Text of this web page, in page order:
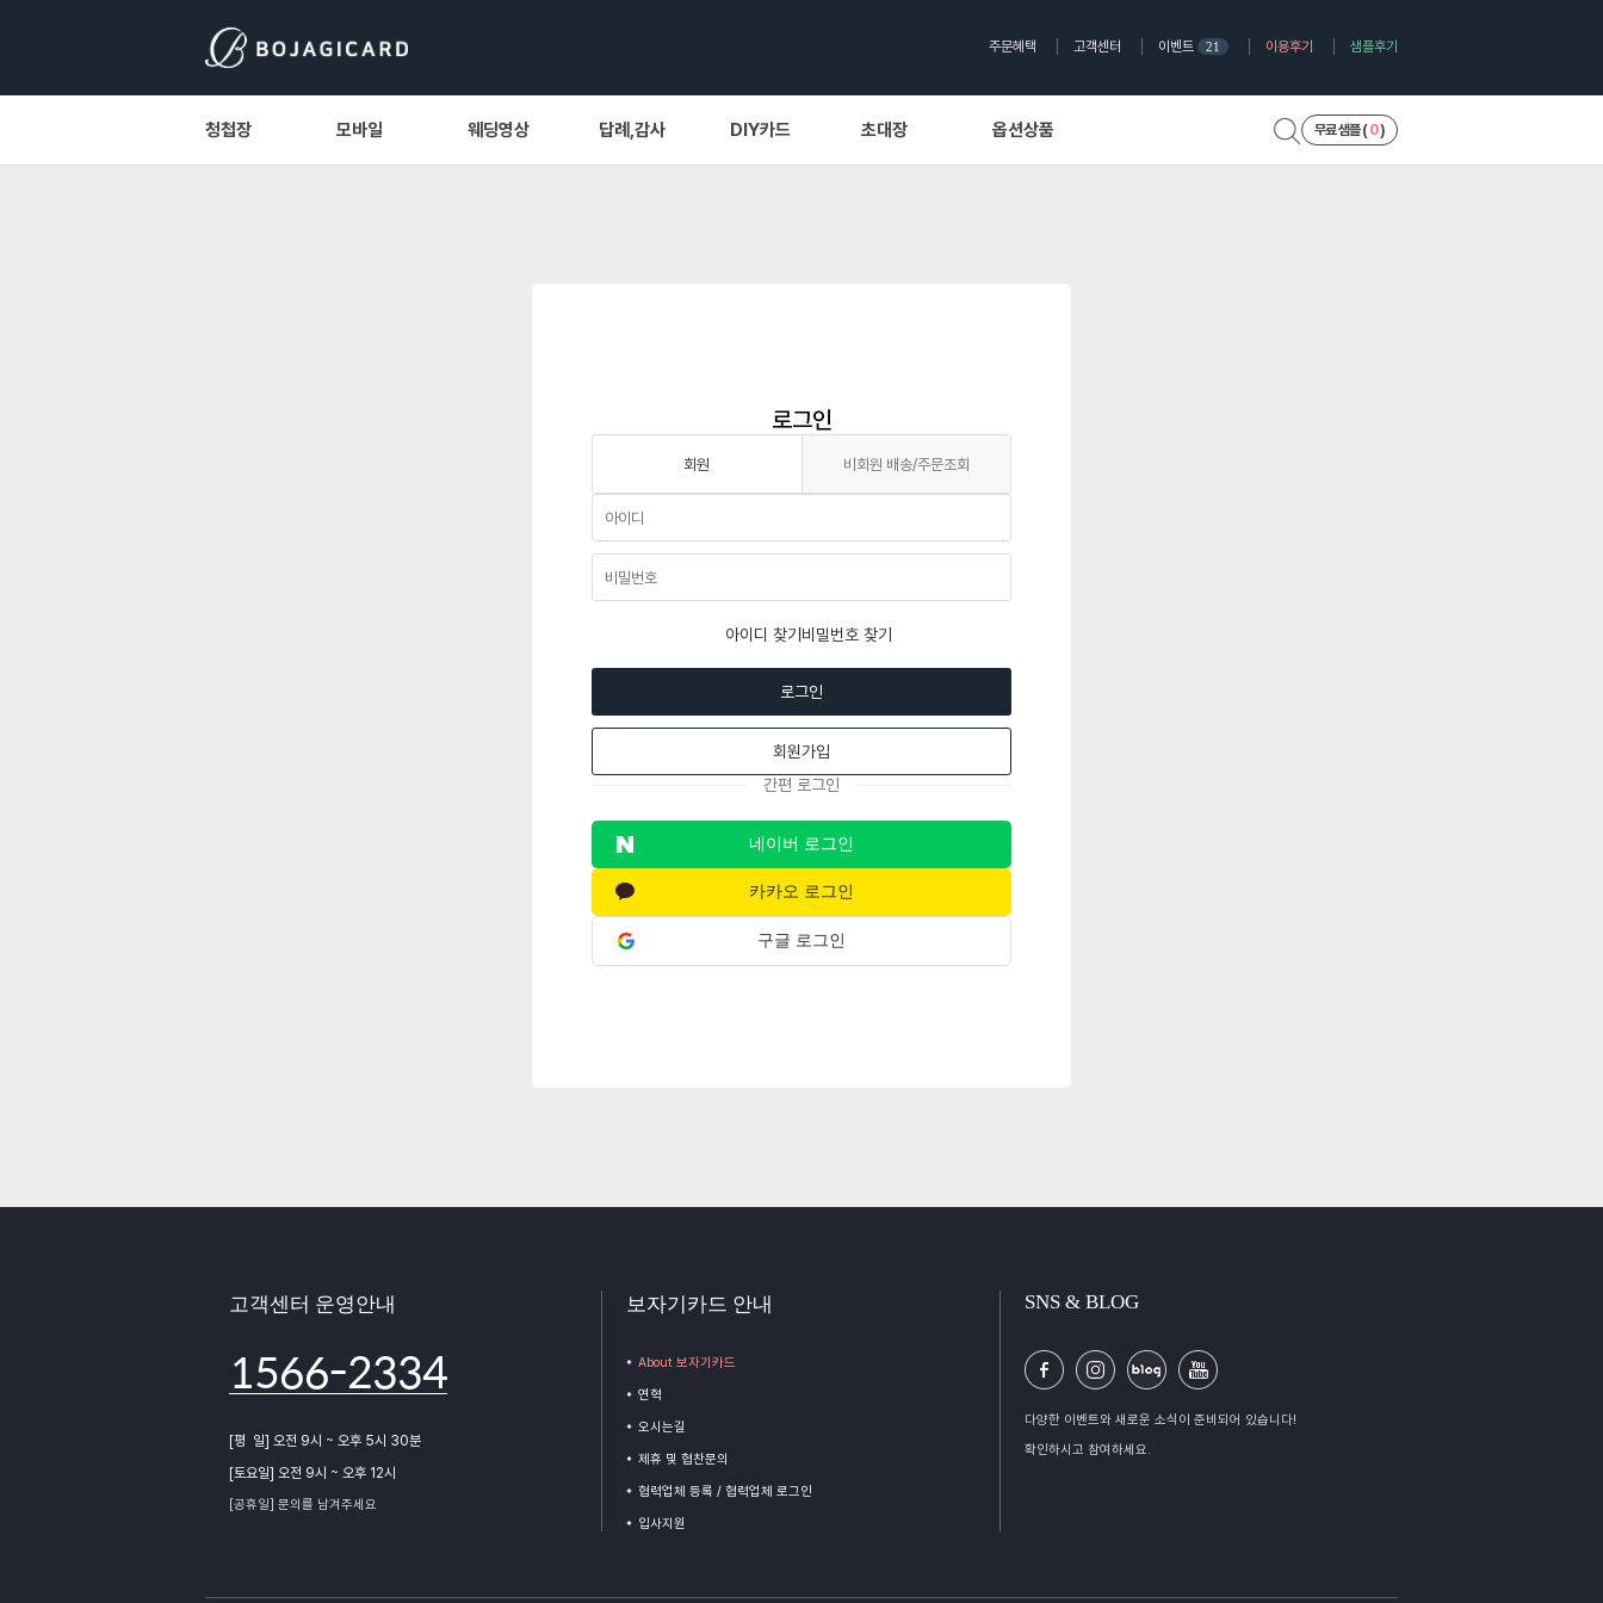
주문혜택 고객센터 이벤트 21 이용후기 샘플후기
청첩장 모바일 웨딩영상 답례,감사 DIY카드 초대장 옵션상품 무료 샘플 ( 0)
로그인
회원 비회원 배송/주문조회
아이디 찾기 비밀번호 찾기
로그인
회원가입
간편 로그인
네이버 로그인
카카오 로그인
구글 로그인
고객센터 운영안내
1566-2334
[평 일] 오전 9시 ~ 오후 5시 30분
[토요일] 오전 9시 ~ 오후 12시
[공휴일] 문의를 남겨주세요
보자기카드 안내
About 보자기카드
연혁
오시는길
제휴 및 협찬문의
협력업체 등록 / 협력업체 로그인
입사지원
SNS & BLOG
다양한 이벤트와 새로운 소식이 준비되어 있습니다!
확인하시고 참여하세요.